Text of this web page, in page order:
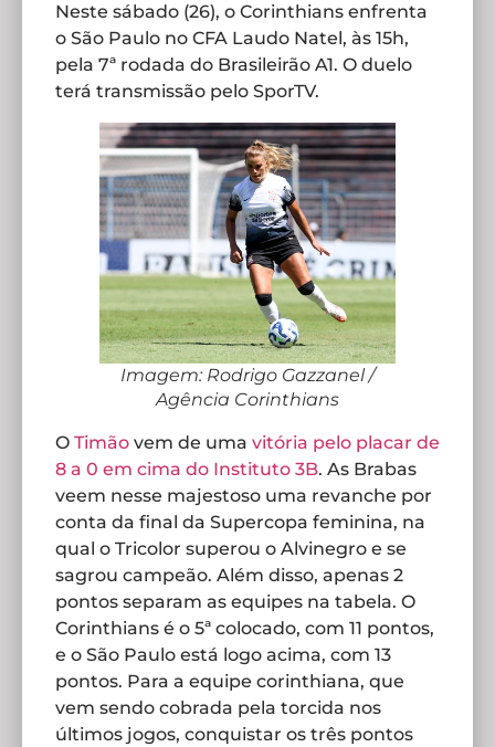
Neste sábado (26), o Corinthians enfrenta
o São Paulo no CFA Laudo Natel, às 15h,
pela 7ª rodada do Brasileirão A1. O duelo
terá transmissão pelo SporTV.
Imagem: Rodrigo Gazzanel /
Agência Corinthians
O Timão vem de uma vitória pelo placar de
8 a 0 em cima do Instituto 3B. As Brabas
veem nesse majestoso uma revanche por
conta da final da Supercopa feminina, na
qual o Tricolor superou o Alvinegro e se
sagrou campeão. Além disso, apenas 2
pontos separam as equipes na tabela. O
Corinthians é o 5ª colocado, com 11 pontos,
e o São Paulo está logo acima, com 13
pontos. Para a equipe corinthiana, que
vem sendo cobrada pela torcida nos
últimos jogos, conquistar os três pontos